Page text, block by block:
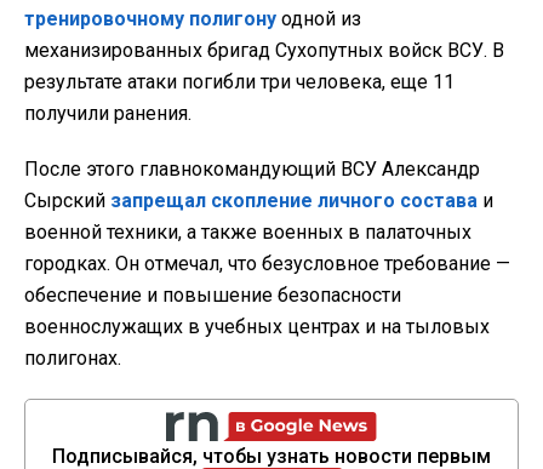
тренировочному полигону одной из
механизированных бригад Сухопутных войск ВСУ. В
результате атаки погибли три человека, еще 11
получили ранения.
После этого главнокомандующий ВСУ Александр
Сырский запрещал скопление личного состава и
военной техники, а также военных в палаточных
городках. Он отмечал, что безусловное требование —
обеспечение и повышение безопасности
военнослужащих в учебных центрах и на тыловых
полигонах.
Подписывайся, чтобы узнать новости первым